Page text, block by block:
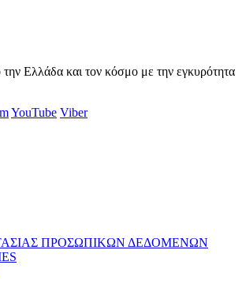
την Ελλάδα και τον κόσμο με την εγκυρότητα
YouTube Viber
ΠΡΟΣΩΠΙΚΩΝ ΔΕΔΟΜΕΝΩΝ